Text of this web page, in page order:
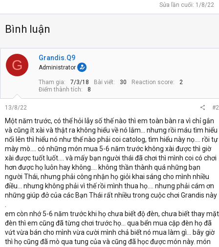
Sửa lần cuối: 1/8/22
Bình luận
G Grandis.Q9
Administrator
Tham gia 7/3/18 Bài viết 30 Reaction score
2
Điểm thành tích
8
13/8/22 #2
Một năm trước, có thể hỏi lẫy số thế nào thì em toàn bàn ra vì chỉ gắn
và cũng ít xài và thật ra không hiểu về nó lắm... nhưng rồi máu tìm hiểu
nổi lên thì hiểu nó như thế nào phải coi catolog, tìm hiểu này nọ.... rồi tự
mày mò.... có những món mua 5-6 năm trước không xài được thì giờ
xài được tuốt luốt.... và mấy bạn người thái đã chơi thì mình coi có chơi
hơn được họ luôn hay không.... không thần thành quá những bạn
người Thái, nhưng phải công nhận họ giỏi khai sáng cho mình nhiều
điều... nhưng không phải vì thế rồi mình thua họ.... nhưng phải cám ơn
những giúp đở của các Bạn Thái rất nhiều trong cuộc chơi Grandis này
.
em còn nhớ 5-6 năm trước khi họ chưa biết độ đèn, chưa biết thay mặt
đèn thì em cũng đã từng chơi trước họ... qua bển mua cặp đèn họ đã
vứt vừa bán cho mình vừa cười mình chả biết nó mua làm gì... bây giờ
thì họ cũng đã mò qua tung của và cũng đã học được món này. món